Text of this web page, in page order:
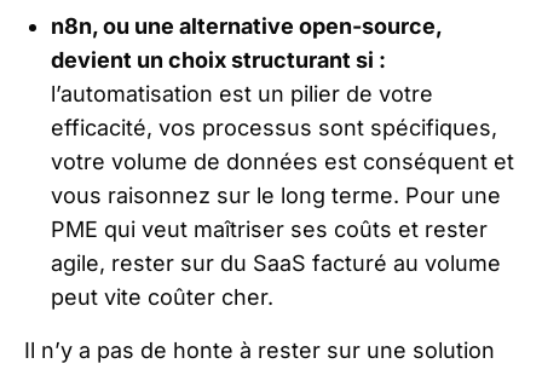
n8n, ou une alternative open-source,
devient un choix structurant si :
l’automatisation est un pilier de votre
efficacité, vos processus sont spécifiques,
votre volume de données est conséquent et
vous raisonnez sur le long terme. Pour une
PME qui veut maîtriser ses coûts et rester
agile, rester sur du SaaS facturé au volume
peut vite coûter cher.
Il n’y a pas de honte à rester sur une solution